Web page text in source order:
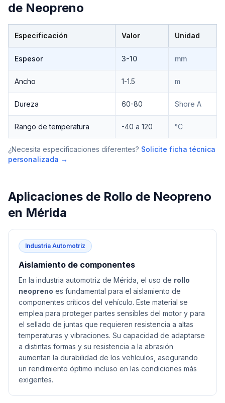
de Neopreno
Especificación Valor Unidad
Espesor 3-10 mm
Ancho 1-1.5 m
Dureza 60-80 Shore A
Rango de temperatura -40 a 120 °C
¿Necesita especificaciones diferentes? Solicite ficha técnica
personalizada →
Aplicaciones de Rollo de Neopreno
en Mérida
Industria Automotriz
Aislamiento de componentes
En la industria automotriz de Mérida, el uso de rollo
neopreno es fundamental para el aislamiento de
componentes críticos del vehículo. Este material se
emplea para proteger partes sensibles del motor y para
el sellado de juntas que requieren resistencia a altas
temperaturas y vibraciones. Su capacidad de adaptarse
a distintas formas y su resistencia a la abrasión
aumentan la durabilidad de los vehículos, asegurando
un rendimiento óptimo incluso en las condiciones más
exigentes.